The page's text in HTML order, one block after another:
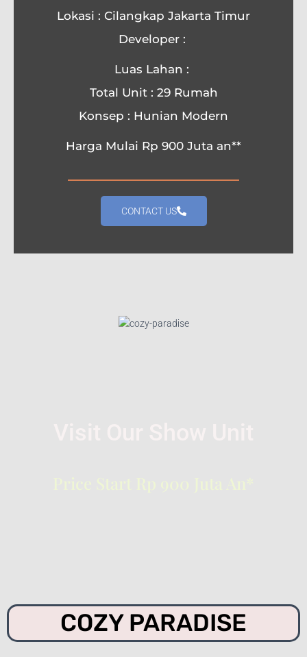
Lokasi : Cilangkap Jakarta Timur
Developer :
Luas Lahan :
Total Unit : 29 Rumah
Konsep : Hunian Modern
Harga Mulai Rp 900 Juta an**
CONTACT US
COZY PARADISE